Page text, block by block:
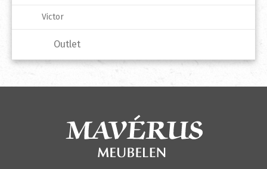
Victor
Outlet